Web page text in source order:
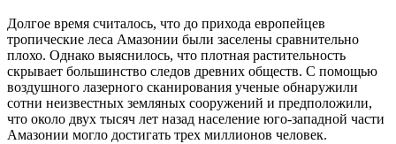
Долгое время считалось, что до прихода европейцев
тропические леса Амазонии были заселены сравнительно
плохо. Однако выяснилось, что плотная растительность
скрывает большинство следов древних обществ. С помощью
воздушного лазерного сканирования ученые обнаружили
сотни неизвестных земляных сооружений и предположили,
что около двух тысяч лет назад население юго-западной части
Амазонии могло достигать трех миллионов человек.